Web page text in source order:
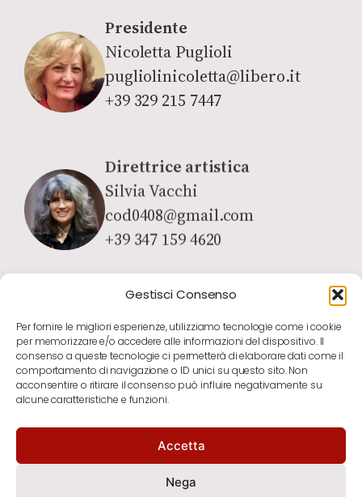
Gestisci Consenso
Per fornire le migliori esperienze, utilizziamo tecnologie come i cookie
per memorizzare e/o accedere alle informazioni del dispositivo. Il
consenso a queste tecnologie ci permetterà di elaborare dati come il
comportamento di navigazione o ID unici su questo sito. Non
acconsentire o ritirare il consenso può influire negativamente su
alcune caratteristiche e funzioni.
Accetta
Nega
Presidente
Nicoletta Puglioli
pugliolinicoletta@libero.it
+39 329 215 7447
Direttrice artistica
Silvia Vacchi
cod0408@gmail.com
+39 347 159 4620
contatti